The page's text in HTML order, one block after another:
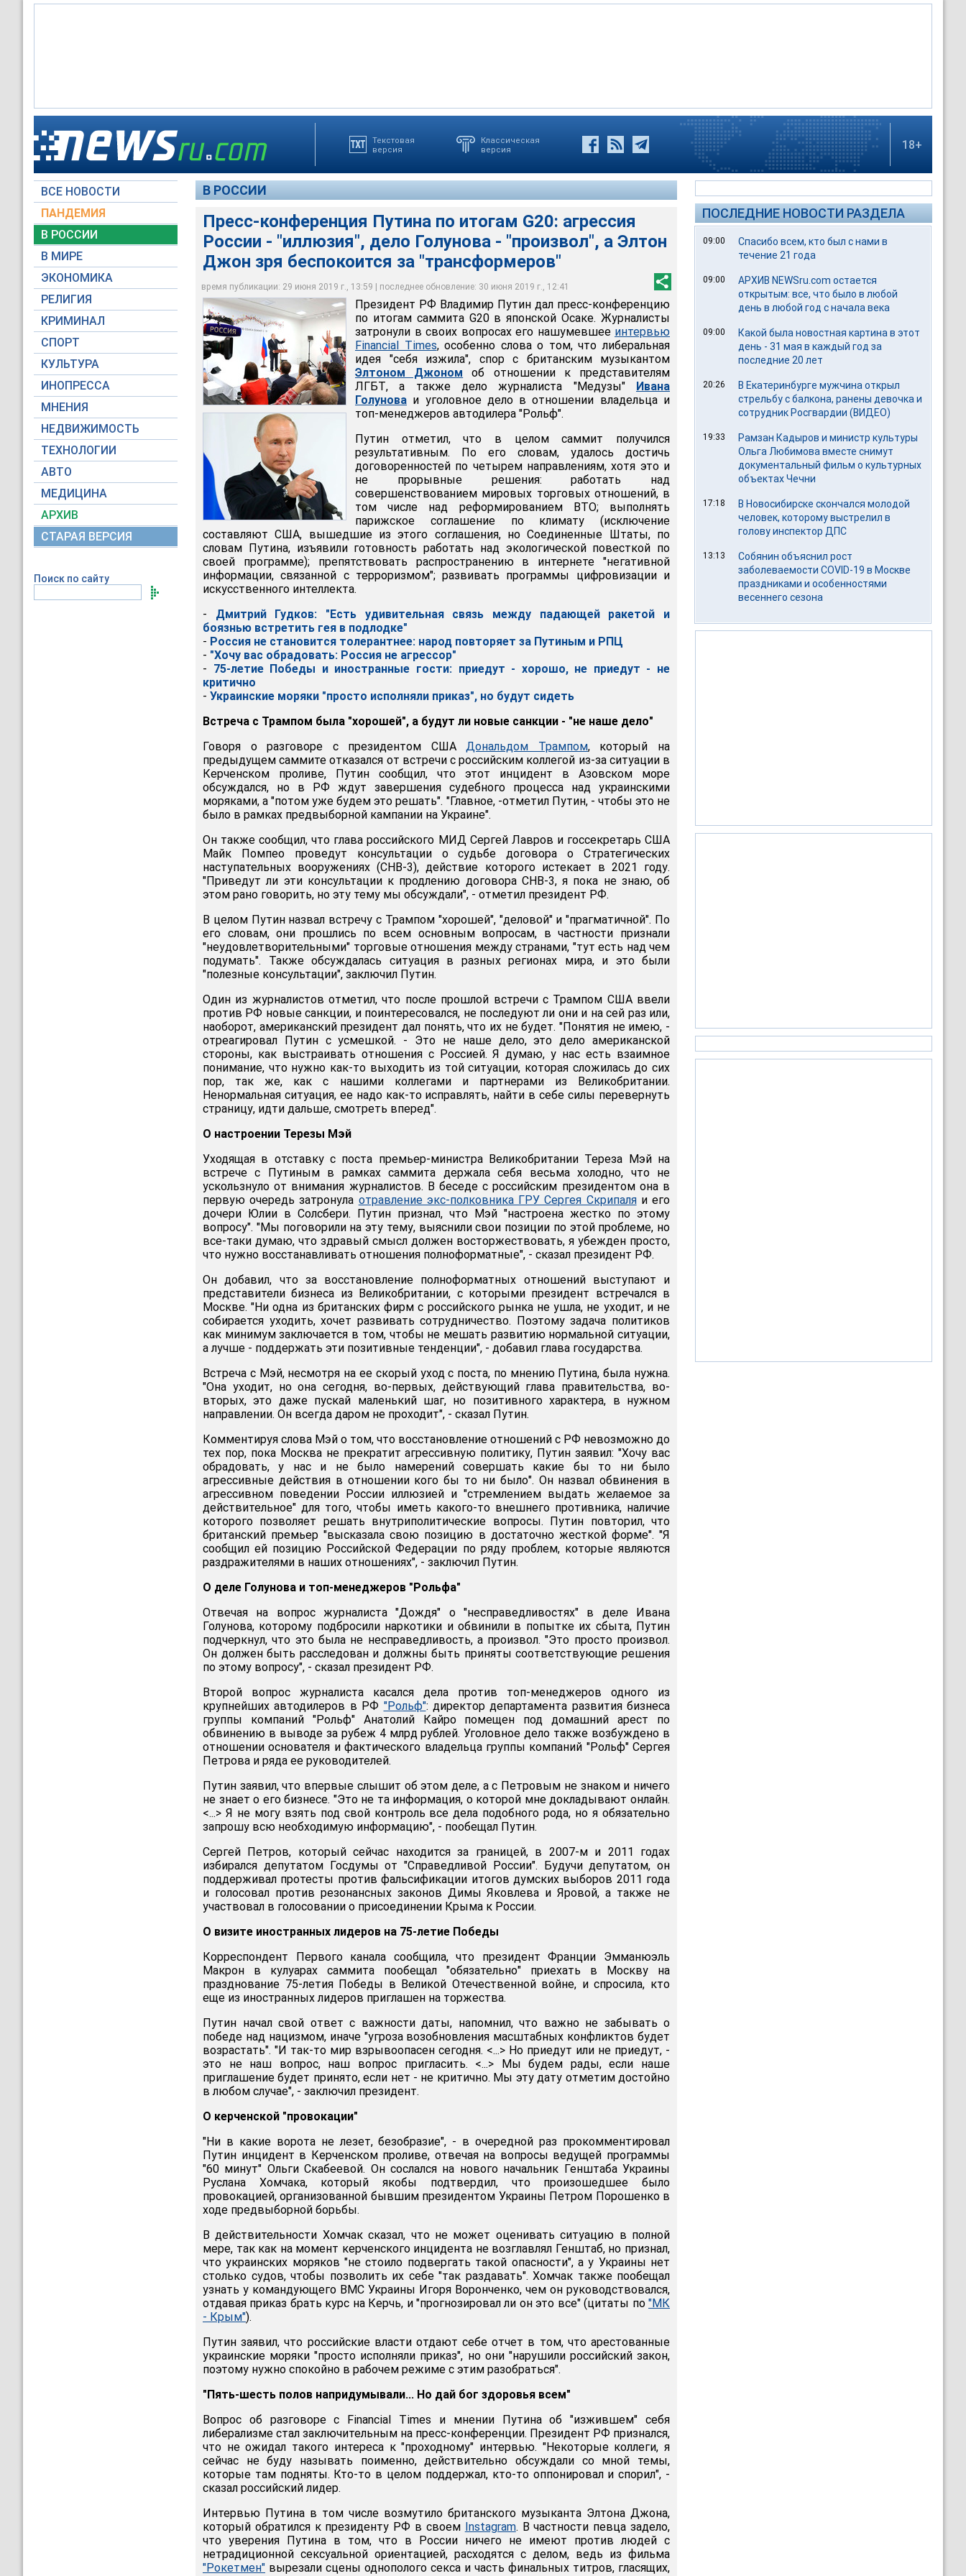
Текстовая
версия
Классическая
версия
18+
ВСЕ НОВОСТИ
ПАНДЕМИЯ
В РОССИИ
В МИРЕ
ЭКОНОМИКА
РЕЛИГИЯ
КРИМИНАЛ
СПОРТ
КУЛЬТУРА
ИНОПРЕССА
МНЕНИЯ
НЕДВИЖИМОСТЬ
ТЕХНОЛОГИИ
АВТО
МЕДИЦИНА
АРХИВ
СТАРАЯ ВЕРСИЯ
Поиск по сайту
В РОССИИ
Пресс-конференция Путина по итогам G20: агрессия
России - "иллюзия", дело Голунова - "произвол", а Элтон
Джон зря беспокоится за "трансформеров"
время публикации: 29 июня 2019 г., 13:59 | последнее обновление: 30 июня 2019 г., 12:41
Президент РФ Владимир Путин дал пресс-конференцию по итогам саммита G20 в
японской Осаке
Пресс-служба Президента России
Владимир Путин
Пресс-служба Президента России
Президент РФ Владимир Путин дал пресс-конференцию
по итогам саммита G20 в японской Осаке. Журналисты
затронули в своих вопросах его нашумевшее интервью
Financial Times, особенно слова о том, что либеральная
идея "себя изжила", спор с британским музыкантом
Элтоном Джоном об отношении к представителям
ЛГБТ, а также дело журналиста "Медузы" Ивана
Голунова и уголовное дело в отношении владельца и
топ-менеджеров автодилера "Рольф".
Путин отметил, что в целом саммит получился
результативным. По его словам, удалось достичь
договоренностей по четырем направлениям, хотя это и
не прорывные решения: работать над
совершенствованием мировых торговых отношений, в
том числе над реформированием ВТО; выполнять
парижское соглашение по климату (исключение
составляют США, вышедшие из этого соглашения, но Соединенные Штаты, по
словам Путина, изъявили готовность работать над экологической повесткой по
своей программе); препятствовать распространению в интернете "негативной
информации, связанной с терроризмом"; развивать программы цифровизации и
искусственного интеллекта.
- Дмитрий Гудков: "Есть удивительная связь между падающей ракетой и
боязнью встретить гея в подлодке"
- Россия не становится толерантнее: народ повторяет за Путиным и РПЦ
- "Хочу вас обрадовать: Россия не агрессор"
- 75-летие Победы и иностранные гости: приедут - хорошо, не приедут - не
критично
- Украинские моряки "просто исполняли приказ", но будут сидеть
Встреча с Трампом была "хорошей", а будут ли новые санкции - "не наше дело"
Говоря о разговоре с президентом СШАДональдом Трампом, который на
предыдущем саммите отказался от встречи с российским коллегой из-за ситуации в
Керченском проливе, Путин сообщил, что этот инцидент в Азовском море
обсуждался, но в РФ ждут завершения судебного процесса над украинскими
моряками, а "потом уже будем это решать". "Главное, -отметил Путин, - чтобы это не
было в рамках предвыборной кампании на Украине".
Он также сообщил, что глава российского МИД Сергей Лавров и госсекретарь США
Майк Помпео проведут консультации о судьбе договора о Стратегических
наступательных вооружениях (СНВ-3), действие которого истекает в 2021 году.
"Приведут ли эти консультации к продлению договора СНВ-3, я пока не знаю, об
этом рано говорить, но эту тему мы обсуждали", - отметил президент РФ.
В целом Путин назвал встречу с Трампом "хорошей", "деловой" и "прагматичной". По
его словам, они прошлись по всем основным вопросам, в частности признали
"неудовлетворительными" торговые отношения между странами, "тут есть над чем
подумать". Также обсуждалась ситуация в разных регионах мира, и это были
"полезные консультации", заключил Путин.
Один из журналистов отметил, что после прошлой встречи с Трампом США ввели
против РФ новые санкции, и поинтересовался, не последуют ли они и на сей раз или,
наоборот, американский президент дал понять, что их не будет. "Понятия не имею, -
отреагировал Путин с усмешкой. - Это не наше дело, это дело американской
стороны, как выстраивать отношения с Россией. Я думаю, у нас есть взаимное
понимание, что нужно как-то выходить из той ситуации, которая сложилась до сих
пор, так же, как с нашими коллегами и партнерами из Великобритании.
Ненормальная ситуация, ее надо как-то исправлять, найти в себе силы перевернуть
страницу, идти дальше, смотреть вперед".
О настроении Терезы Мэй
Уходящая в отставку с поста премьер-министра Великобритании Тереза Мэй на
встрече с Путиным в рамках саммита держала себя весьма холодно, что не
ускользнуло от внимания журналистов. В беседе с российским президентом она в
первую очередь затронула отравление экс-полковника ГРУ Сергея Скрипаляи его
дочери Юлии в Солсбери. Путин признал, что Мэй "настроена жестко по этому
вопросу". "Мы поговорили на эту тему, выяснили свои позиции по этой проблеме, но
все-таки думаю, что здравый смысл должен восторжествовать, я убежден просто,
что нужно восстанавливать отношения полноформатные", - сказал президент РФ.
Он добавил, что за восстановление полноформатных отношений выступают и
представители бизнеса из Великобритании, с которыми президент встречался в
Москве. "Ни одна из британских фирм с российского рынка не ушла, не уходит, и не
собирается уходить, хочет развивать сотрудничество. Поэтому задача политиков
как минимум заключается в том, чтобы не мешать развитию нормальной ситуации,
а лучше - поддержать эти позитивные тенденции", - добавил глава государства.
Встреча с Мэй, несмотря на ее скорый уход с поста, по мнению Путина, была нужна.
"Она уходит, но она сегодня, во-первых, действующий глава правительства, во-
вторых, это даже пускай маленький шаг, но позитивного характера, в нужном
направлении. Он всегда даром не проходит", - сказал Путин.
Комментируя слова Мэй о том, что восстановление отношений с РФ невозможно до
тех пор, пока Москва не прекратит агрессивную политику, Путин заявил: "Хочу вас
обрадовать, у нас и не было намерений совершать какие бы то ни было
агрессивные действия в отношении кого бы то ни было". Он назвал обвинения в
агрессивном поведении России иллюзией и "стремлением выдать желаемое за
действительное" для того, чтобы иметь какого-то внешнего противника, наличие
которого позволяет решать внутриполитические вопросы. Путин повторил, что
британский премьер "высказала свою позицию в достаточно жесткой форме". "Я
сообщил ей позицию Российской Федерации по ряду проблем, которые являются
раздражителями в наших отношениях", - заключил Путин.
О деле Голунова и топ-менеджеров "Рольфа"
Отвечая на вопрос журналиста "Дождя" о "несправедливостях" в деле Ивана
Голунова, которому подбросили наркотики и обвинили в попытке их сбыта, Путин
подчеркнул, что это была не несправедливость, а произвол. "Это просто произвол.
Он должен быть расследован и должны быть приняты соответствующие решения
по этому вопросу", - сказал президент РФ.
Второй вопрос журналиста касался дела против топ-менеджеров одного из
крупнейших автодилеров в РФ "Рольф": директор департамента развития бизнеса
группы компаний "Рольф" Анатолий Кайро помещен под домашний арест по
обвинению в выводе за рубеж 4 млрд рублей. Уголовное дело также возбуждено в
отношении основателя и фактического владельца группы компаний "Рольф" Сергея
Петрова и ряда ее руководителей.
Путин заявил, что впервые слышит об этом деле, а с Петровым не знаком и ничего
не знает о его бизнесе. "Это не та информация, о которой мне докладывают онлайн.
<...> Я не могу взять под свой контроль все дела подобного рода, но я обязательно
запрошу всю необходимую информацию", - пообещал Путин.
Сергей Петров, который сейчас находится за границей, в 2007-м и 2011 годах
избирался депутатом Госдумы от "Справедливой России". Будучи депутатом, он
поддерживал протесты против фальсификации итогов думских выборов 2011 года
и голосовал против резонансных законов Димы Яковлева и Яровой, а также не
участвовал в голосовании о присоединении Крыма к России.
О визите иностранных лидеров на 75-летие Победы
Корреспондент Первого канала сообщила, что президент Франции Эмманюэль
Макрон в кулуарах саммита пообещал "обязательно" приехать в Москву на
празднование 75-летия Победы в Великой Отечественной войне, и спросила, кто
еще из иностранных лидеров приглашен на торжества.
Путин начал свой ответ с важности даты, напомнил, что важно не забывать о
победе над нацизмом, иначе "угроза возобновления масштабных конфликтов будет
возрастать". "И так-то мир взрывоопасен сегодня. <...> Но приедут или не приедут, -
это не наш вопрос, наш вопрос пригласить. <...> Мы будем рады, если наше
приглашение будет принято, если нет - не критично. Мы эту дату отметим достойно
в любом случае", - заключил президент.
О керченской "провокации"
"Ни в какие ворота не лезет, безобразие", - в очередной раз прокомментировал
Путин инцидент в Керченском проливе, отвечая на вопросы ведущей программы
"60 минут" Ольги Скабеевой. Он сослался на нового начальник Генштаба Украины
Руслана Хомчака, который якобы подтвердил, что произошедшее было
провокацией, организованной бывшим президентом Украины Петром Порошенко в
ходе предвыборной борьбы.
В действительности Хомчак сказал, что не может оценивать ситуацию в полной
мере, так как на момент керченского инцидента не возглавлял Генштаб, но признал,
что украинских моряков "не стоило подвергать такой опасности", а у Украины нет
столько судов, чтобы позволить их себе "так раздавать". Хомчак также пообещал
узнать у командующего ВМС Украины Игоря Воронченко, чем он руководствовался,
отдавая приказ брать курс на Керчь, и "прогнозировал ли он это все" (цитаты по "МК
- Крым").
Путин заявил, что российские власти отдают себе отчет в том, что арестованные
украинские моряки "просто исполняли приказ", но они "нарушили российский закон,
поэтому нужно спокойно в рабочем режиме с этим разобраться".
"Пять-шесть полов напридумывали... Но дай бог здоровья всем"
Вопрос об разговоре с Financial Times и мнении Путина об "изжившем" себя
либерализме стал заключительным на пресс-конференции. Президент РФ признался,
что не ожидал такого интереса к "проходному" интервью. "Некоторые коллеги, я
сейчас не буду называть поименно, действительно обсуждали со мной темы,
которые там подняты. Кто-то в целом поддержал, кто-то оппонировал и спорил", -
сказал российский лидер.
Интервью Путина в том числе возмутило британского музыканта Элтона Джона,
который обратился к президенту РФ в своем Instagram. В частности певца задело,
что уверения Путина в том, что в России ничего не имеют против людей с
нетрадиционной сексуальной ориентацией, расходятся с делом, ведь из фильма
"Рокетмен" вырезали сцены однополого секса и часть финальных титров, гласящих,
ПОСЛЕДНИЕ НОВОСТИ РАЗДЕЛА
09:00
Спасибо всем, кто был с нами в
течение 21 года
09:00
АРХИВ NEWSru.com остается
открытым: все, что было в любой
день в любой год с начала века
09:00
Какой была новостная картина в этот
день - 31 мая в каждый год за
последние 20 лет
20:26
В Екатеринбурге мужчина открыл
стрельбу с балкона, ранены девочка и
сотрудник Росгвардии (ВИДЕО)
19:33
Рамзан Кадыров и министр культуры
Ольга Любимова вместе снимут
документальный фильм о культурных
объектах Чечни
17:18
В Новосибирске скончался молодой
человек, которому выстрелил в
голову инспектор ДПС
13:13
Собянин объяснил рост
заболеваемости COVID-19 в Москве
праздниками и особенностями
весеннего сезона